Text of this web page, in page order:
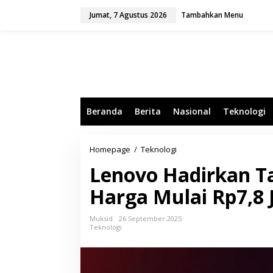
Jumat, 7 Agustus 2026 Tambahkan Menu
Beranda Berita Nasional Teknologi
Homepage / Teknologi
n
o
v
o
H
i
Lenovo Hadirkan
Harga Mulai Rp7,8
Muksid
26 September 2025
Teknologi